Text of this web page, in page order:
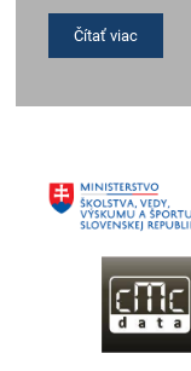
Čítať viac